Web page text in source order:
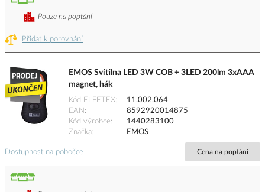
Přidat k porovnání
Pouze na poptání
EMOS Svítilna LED 3W COB + 3LED 200lm 3xAAA
magnet, hák
Kód ELFETEX
11.002.064
EAN
8592920014875
Kód výrobce
1440283100
Značka
EMOS
Dostupnost na pobočce Cena na poptání